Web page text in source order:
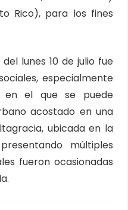
Rico), para los fines
lunes 10 de julio fue
especialmente
en el que se puede
acostado en una
ubicada en la
múltiples
fueron ocasionadas